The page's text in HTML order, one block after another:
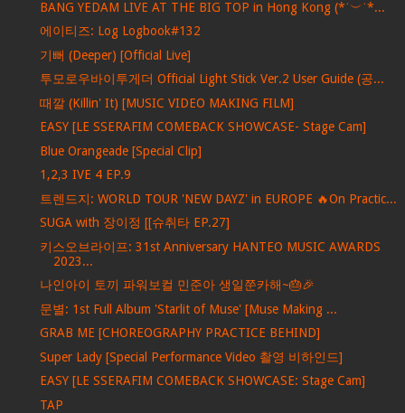
BANG YEDAM LIVE AT THE BIG TOP in Hong Kong (*˙︶˙*...
에이티즈: Log Logbook#132
기뻐 (Deeper) [Official Live]
투모로우바이투게더 Official Light Stick Ver.2 User Guide (공...
때깔 (Killin' It) [MUSIC VIDEO MAKING FILM]
EASY [LE SSERAFIM COMEBACK SHOWCASE- Stage Cam]
Blue Orangeade [Special Clip]
1,2,3 IVE 4 EP.9
트렌드지: WORLD TOUR 'NEW DAYZ' in EUROPE 🔥On Practic...
SUGA with 장이정 [[슈취타 EP.27]
키스오브라이프: 31st Anniversary HANTEO MUSIC AWARDS
2023...
나인아이 토끼 파워보컬 민준아 생일쭌카해~🎂🎉
문별: 1st Full Album 'Starlit of Muse' [Muse Making ...
GRAB ME [CHOREOGRAPHY PRACTICE BEHIND]
Super Lady [Special Performance Video 촬영 비하인드]
EASY [LE SSERAFIM COMEBACK SHOWCASE: Stage Cam]
TAP